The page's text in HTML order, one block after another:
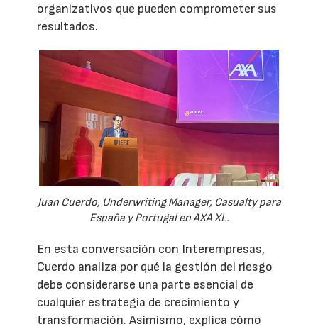
organizativos que pueden comprometer sus
resultados.
Juan Cuerdo, Underwriting Manager, Casualty para
España y Portugal en AXA XL.
En esta conversación con Interempresas,
Cuerdo analiza por qué la gestión del riesgo
debe considerarse una parte esencial de
cualquier estrategia de crecimiento y
transformación. Asimismo, explica cómo